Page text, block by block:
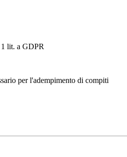
lit. a GDPR
per l'adempimento di compiti